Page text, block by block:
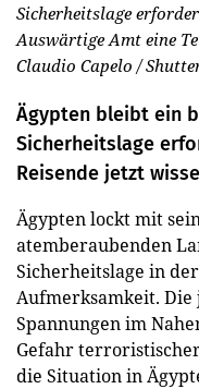
Sicherheitslage
Auswärtige Amt eine
Claudio Capelo /
Ägypten bleibt ein
Sicherheitslage
Reisende jetzt
Ägypten lockt mit
atemberaubenden
Sicherheitslage in
Aufmerksamkeit.
Spannungen im
Gefahr
die Situation in